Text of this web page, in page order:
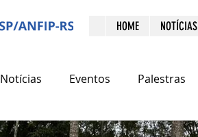
HOME NOTÍCIAS
Notícias Eventos Palestras